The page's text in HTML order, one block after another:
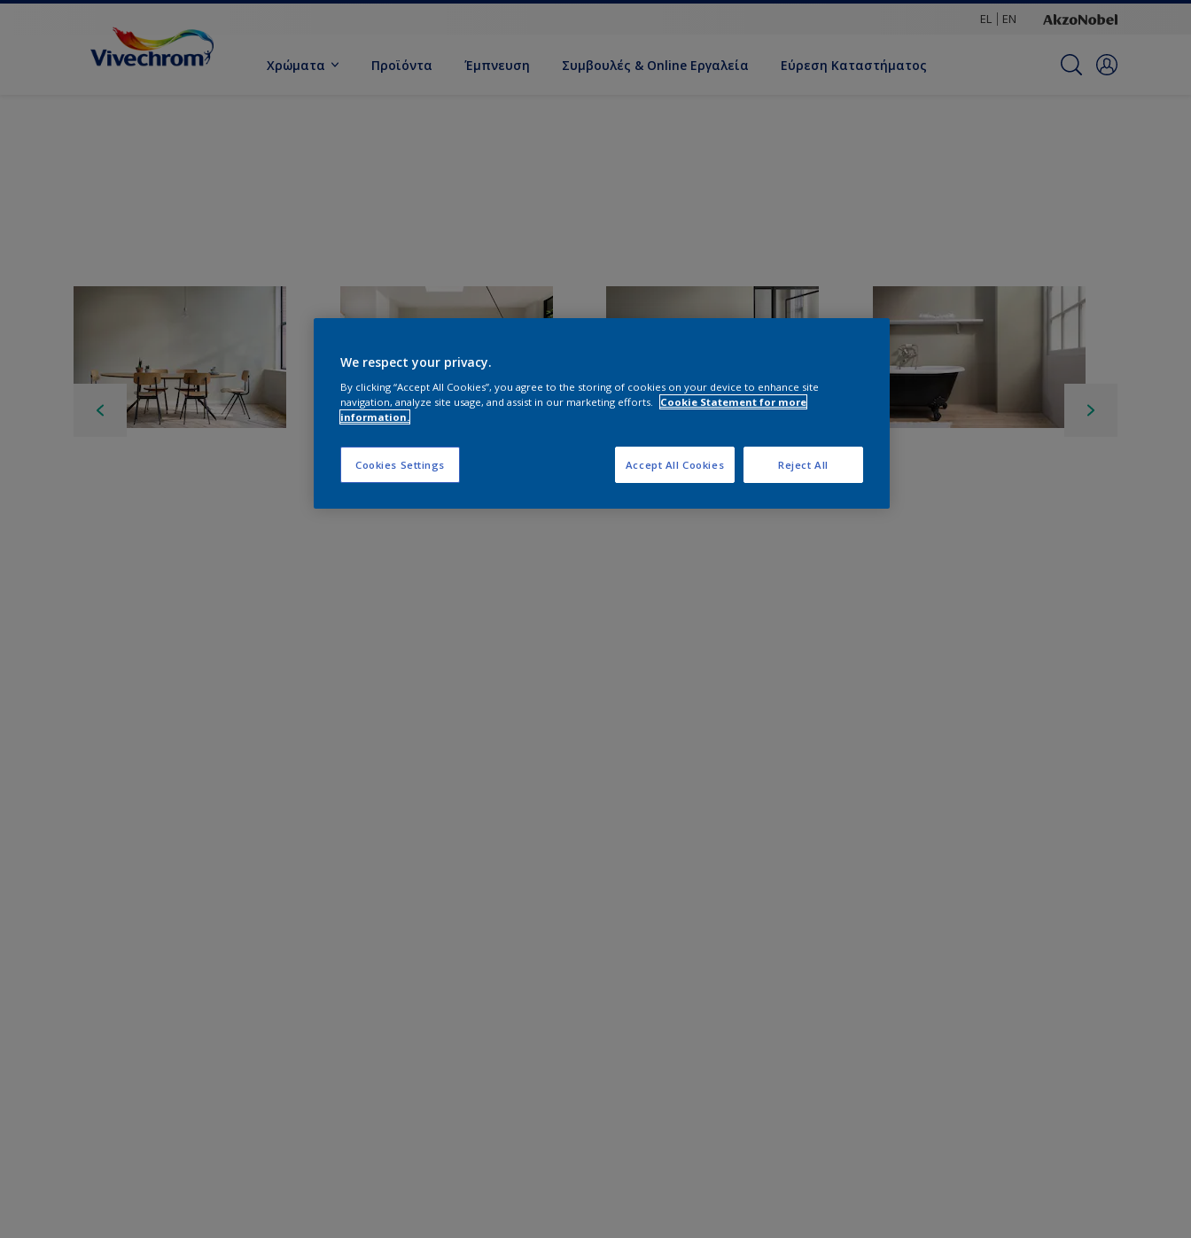
EL EN
Χρώματα Προϊόντα Έμπνευση Συμβουλές & Online Εργαλεία Εύρεση Καταστήματος
We respect your privacy.
By clicking “Accept All Cookies”, you agree to the storing of cookies on your device to enhance site
navigation, analyze site usage, and assist in our marketing efforts.
Cookie Statement for more
information.
Cookies Settings Reject All
Accept All Cookies